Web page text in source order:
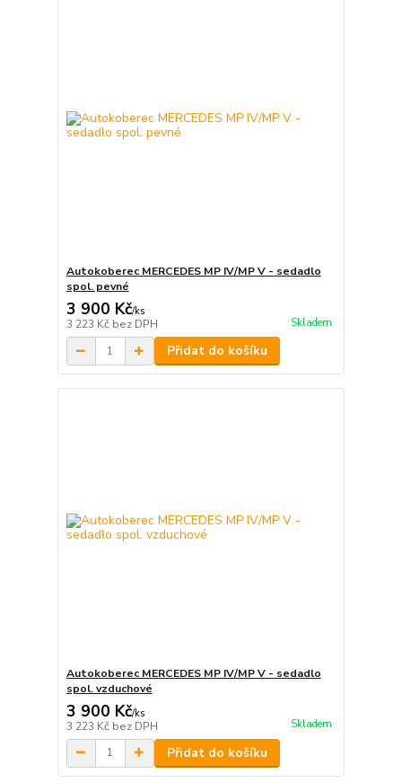
Autokoberec MERCEDES MP IV/MP V - sedadlo
spol. pevné
3 900 Kč/ks
3 223 Kč bez DPH Skladem
Přidat do košíku
Autokoberec MERCEDES MP IV/MP V - sedadlo
spol. vzduchové
3 900 Kč/ks
3 223 Kč bez DPH Skladem
Přidat do košíku